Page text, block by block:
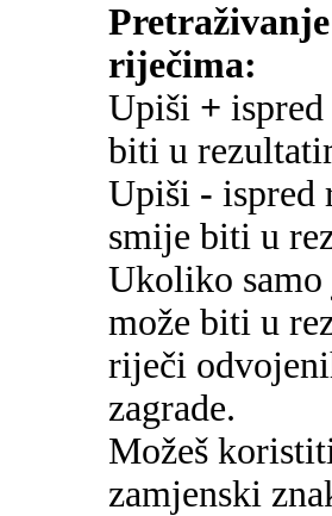
riječima:
Upiši +
biti u
Upiši - ispred
smije biti u
Ukoliko samo
može biti u
riječi
zagrade.
Možeš
zamjenski